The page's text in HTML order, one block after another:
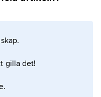
talen.
gilla det!